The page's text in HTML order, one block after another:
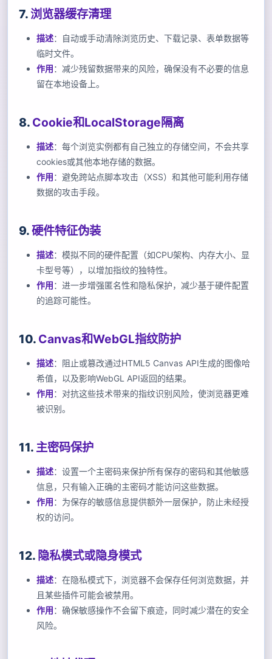
7.浏览器缓存清理
描述：自动或手动清除浏览历史、下载记录、表单数据等
临时文件。
作用：减少残留数据带来的风险，确保没有不必要的信息
留在本地设备上。
8. Cookie和LocalStorage隔离
描述：每个浏览实例都有自己独立的存储空间，不会共享
cookies或其他本地存储的数据。
作用：避免跨站点脚本攻击（XSS）和其他可能利用存储
数据的攻击手段。
9.硬件特征伪装
描述：模拟不同的硬件配置（如CPU架构、内存大小、显
卡型号等），以增加指纹的独特性。
作用：进一步增强匿名性和隐私保护，减少基于硬件配置
的追踪可能性。
10. Canvas和WebGL指纹防护
描述：阻止或篡改通过HTML5 Canvas API生成的图像哈
希值，以及影响WebGL API返回的结果。
作用：对抗这些技术带来的指纹识别风险，使浏览器更难
被识别。
11. 主密码保护
描述：设置一个主密码来保护所有保存的密码和其他敏感
信息，只有输入正确的主密码才能访问这些数据。
作用：为保存的敏感信息提供额外一层保护，防止未经授
权的访问。
12. 隐私模式或隐身模式
描述：在隐私模式下，浏览器不会保存任何浏览数据，并
且某些插件可能会被禁用。
作用：确保敏感操作不会留下痕迹，同时减少潜在的安全
风险。